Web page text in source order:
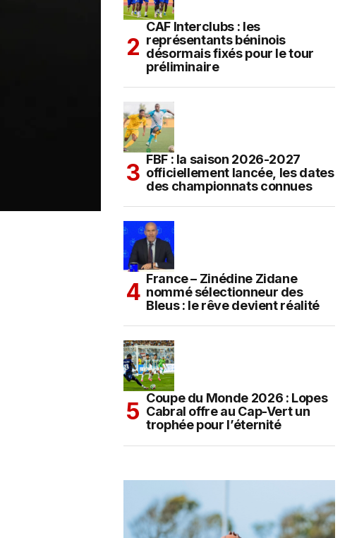
CAF Interclubs : les
représentants béninois
désormais fixés pour le tour
préliminaire
FBF : la saison 2026-2027
officiellement lancée, les dates
des championnats connues
France – Zinédine Zidane
nommé sélectionneur des
Bleus : le rêve devient réalité
Coupe du Monde 2026 : Lopes
Cabral offre au Cap-Vert un
trophée pour l’éternité